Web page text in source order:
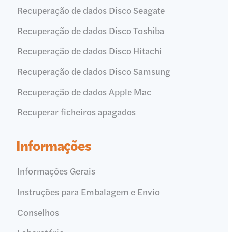
Recuperação de dados Disco Seagate
Recuperação de dados Disco Toshiba
Recuperação de dados Disco Hitachi
Recuperação de dados Disco Samsung
Recuperação de dados Apple Mac
Recuperar ficheiros apagados
Informações
Informações Gerais
Instruções para Embalagem e Envio
Conselhos